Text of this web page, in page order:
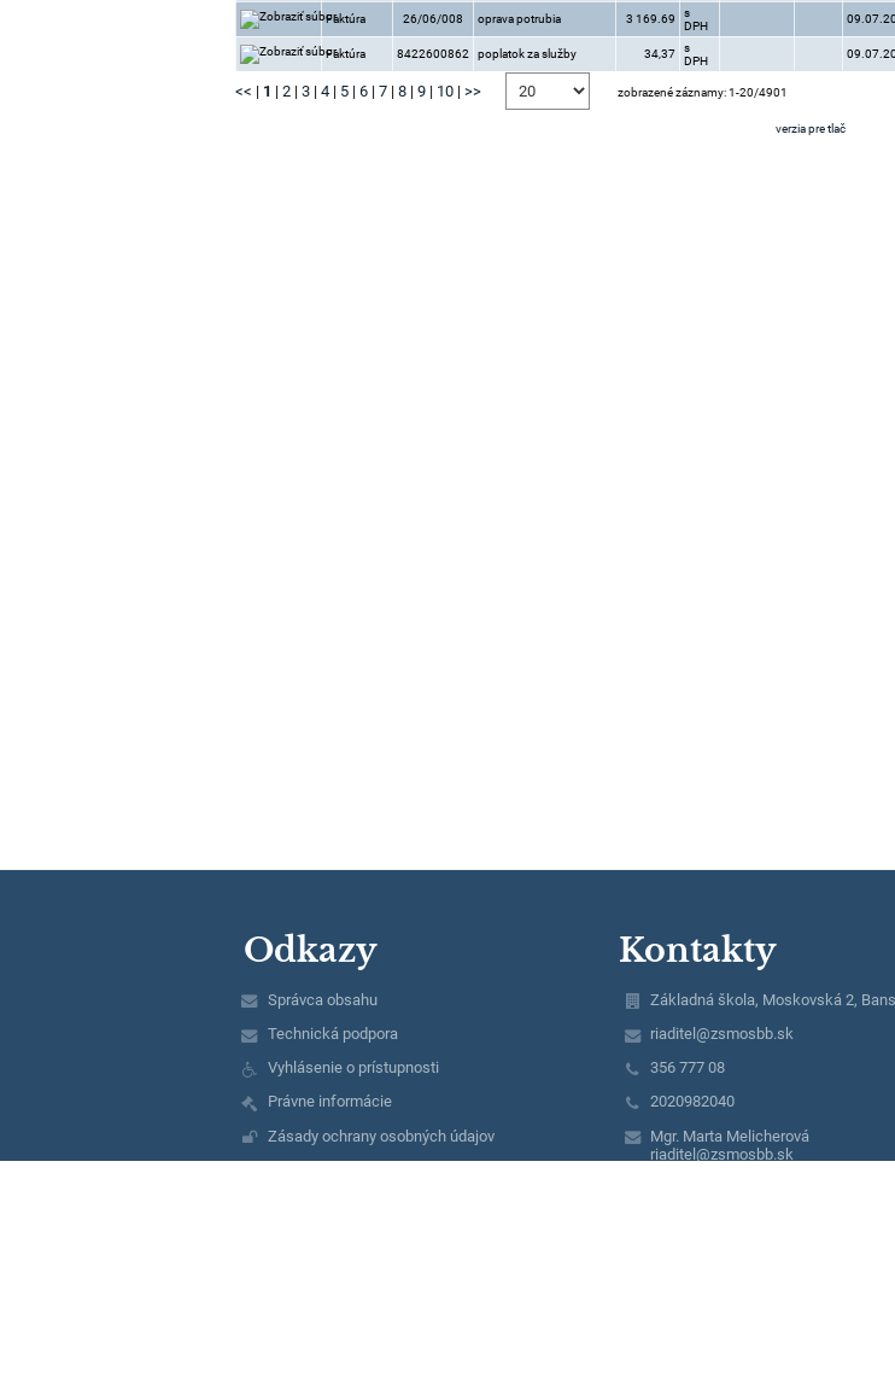
Faktúra 26/06/008 oprava potrubia 3 169.69
s
DPH
Faktúra 8422600862 poplatok za služby 34,37
s
DPH
<< | 1 |2 |3 |4 | 5 |6 |7 |8 |9 | 10 |>> zobrazené záznamy: 1-20/4901
verzia pre tlač
Odkazy
Správca obsahu
Technická podpora
Vyhlásenie o prístupnosti
Právne informácie
Zásady ochrany osobných údajov
Kontakty
Základná škola, Moskovská 2,
riaditel@zsmosbb.sk
356 777 08
2020982040
Mgr. Marta Melicherová
riaditel@zsmosbb.sk